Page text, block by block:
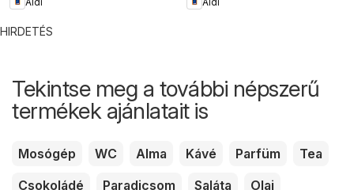
HIRDETÉS
Tekintse meg a további népszerű
termékek ajánlatait is
Mosógép WC Alma Kávé Parfüm
Tea
Csokoládé
Paradicsom Saláta
Olaj